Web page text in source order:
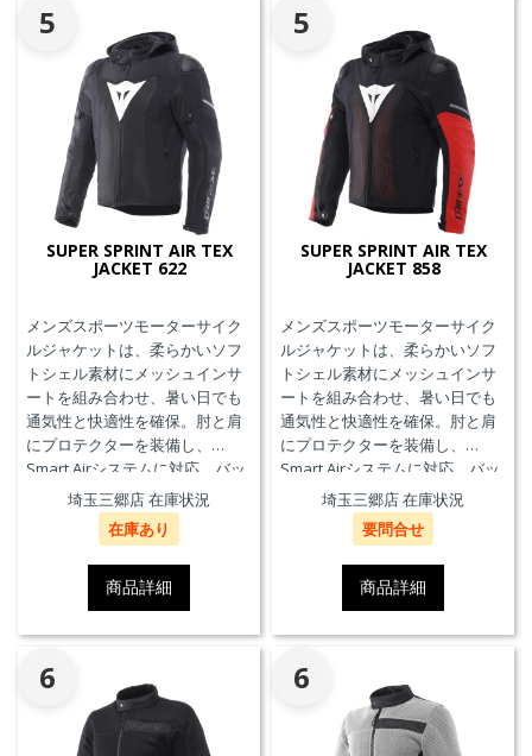
5
SUPER SPRINT AIR TEX
JACKET 622
メンズスポーツモーターサイク
ルジャケットは、柔らかいソフ
トシェル素材にメッシュインサ
ートを組み合わせ、暑い日でも
通気性と快適性を確保。肘と肩
にプロテクターを装備し、
Smart Airシステムに対応。バッ
クプロテクターおよびチェスト
プロテクターにも対応していま
埼玉三郷店 在庫状況
在庫あり
商品詳細
5
SUPER SPRINT AIR TEX
JACKET 858
メンズスポーツモーターサイク
ルジャケットは、柔らかいソフ
トシェル素材にメッシュインサ
ートを組み合わせ、暑い日でも
通気性と快適性を確保。肘と肩
にプロテクターを装備し、
Smart Airシステムに対応。バッ
クプロテクターおよびチェスト
プロテクターにも対応していま
埼玉三郷店 在庫状況
要問合せ
商品詳細
6 6